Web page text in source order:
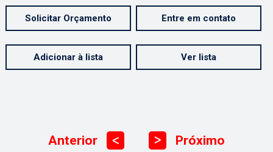
Solicitar Orçamento Entre em contato
Adicionar à lista Ver lista
Anterior ᐳ ᐳ Próximo